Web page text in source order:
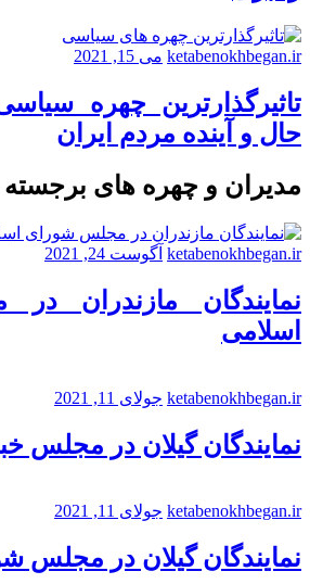
ketabenokhbegan.ir می 15, 2021
تاثیرگذارترین چهره
حال و آینده مردم ایران
مدیران و چهره های
ketabenokhbegan.ir آگوست 24, 2021
نمایندگان مازندران
اسلامی
ketabenokhbegan.ir جولای 11, 2021
نمایندگان گیلان در مجلس
ketabenokhbegan.ir جولای 11, 2021
نمایندگان گیلان در مجلس